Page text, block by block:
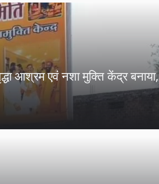
आश्रम एवं नशा मुक्ति केंद्र बनाया,